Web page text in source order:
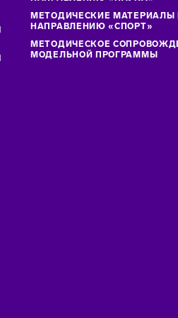
МЕТОДИЧЕСКИЕ МАТЕРИАЛЫ
НАПРАВЛЕНИЮ «СПОРТ»
МЕТОДИЧЕСКОЕ
МОДЕЛЬНОЙ ПРОГРАММЫ